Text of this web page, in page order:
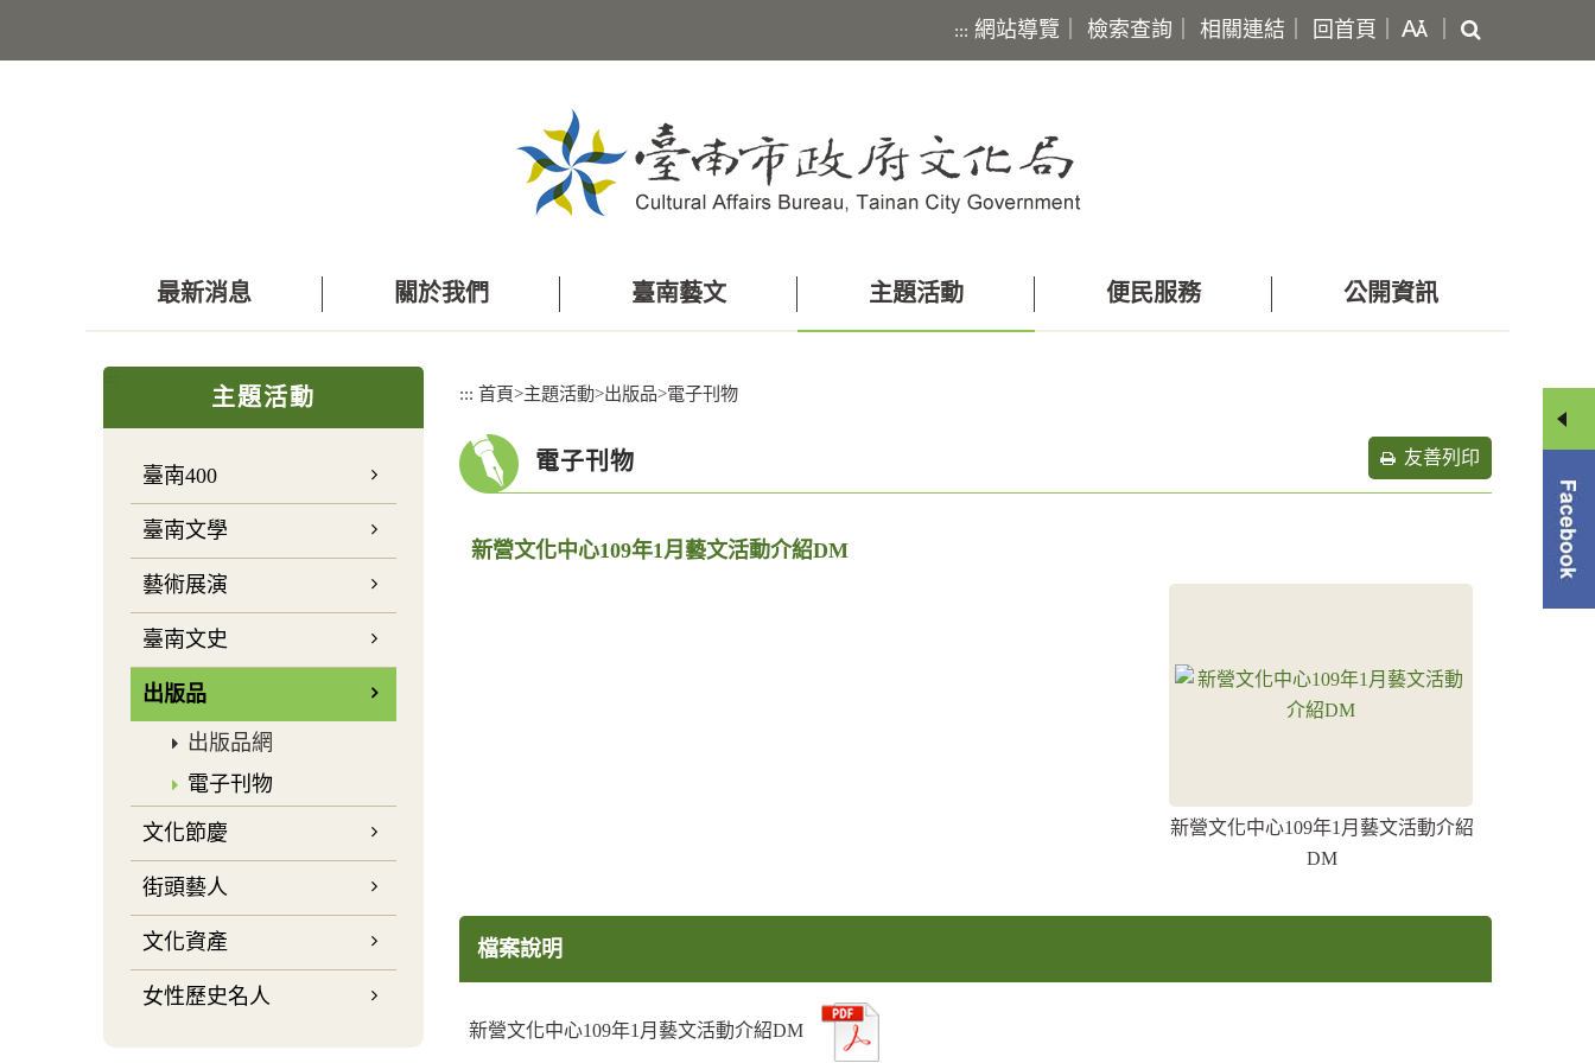
主
::: 網站導覽 檢索查詢 相關連結 回首頁
尋
最新消息 關於我們 臺南藝文 主題活動 便民服務 公開資訊
:::
主題活動
臺南400
臺南文學
藝術展演
臺南文史
出版品
出版品網
電子刊物
文化節慶
街頭藝人
文化資產
女性歷史名人
::: 首頁>主題活動>出版品>電子刊物
電子刊物 友善列印
新營文化中心109年1月藝文活動介紹DM
新營文化中心109年1月藝文活動介紹
DM
檔案說明
新營文化中心109年1月藝文活動介紹DM
享
選
單